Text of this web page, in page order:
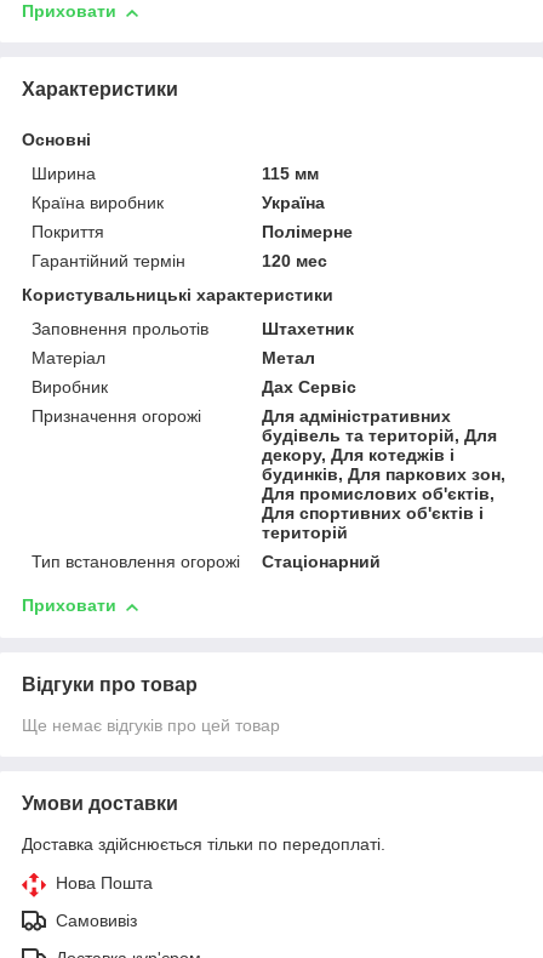
Приховати
Характеристики
Основні
Ширина
115 мм
Країна виробник
Україна
Покриття
Полімерне
Гарантійний термін
120 мес
Користувальницькі характеристики
Заповнення прольотів
Штахетник
Матеріал
Метал
Виробник
Дах Сервіс
Призначення огорожі
Для адміністративних
будівель та територій, Для
декору, Для котеджів і
будинків, Для паркових зон,
Для промислових об'єктів,
Для спортивних об'єктів і
територій
Тип встановлення огорожі
Стаціонарний
Приховати
Відгуки про товар
Ще немає відгуків про цей товар
Умови доставки
Доставка здійснюється тільки по передоплаті.
Нова Пошта
Самовивіз